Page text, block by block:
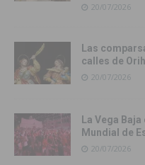
20/07/2026
Las
calles de
20/07/2026
La Vega
Mundial de
20/07/2026